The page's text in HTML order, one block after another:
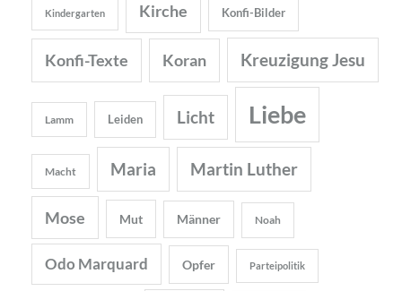
Kindergarten Kirche Konfi-Bilder
Konfi-Texte Koran Kreuzigung Jesu
Lamm Leiden Licht Liebe
Macht Maria Martin Luther
Mose Mut Männer Noah
Odo Marquard Opfer Parteipolitik